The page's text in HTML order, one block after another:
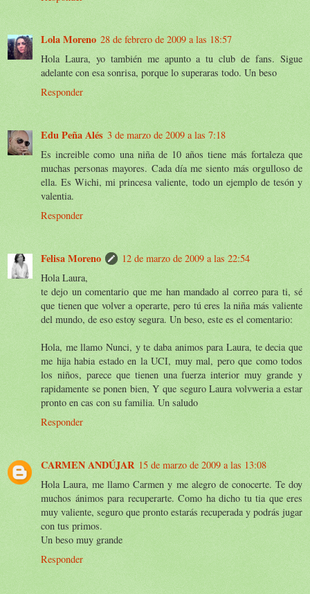
Lola Moreno 28 de febrero de 2009 a las 18:57
Hola Laura, yo también me apunto a tu club de fans. Sigue
adelante con esa sonrisa, porque lo superaras todo. Un beso
Responder
Edu Peña Alés 3 de marzo de 2009 a las 7:18
Es increible como una niña de 10 años tiene más fortaleza que
muchas personas mayores. Cada día me siento más orgulloso de
ella. Es Wichi, mi princesa valiente, todo un ejemplo de tesón y
valentia.
Responder
Felisa Moreno
12 de marzo de 2009 a las 22:54
Hola Laura,
te dejo un comentario que me han mandado al correo para ti, sé
que tienen que volver a operarte, pero tú eres la niña más valiente
del mundo, de eso estoy segura. Un beso, este es el comentario:
Hola, me llamo Nunci, y te daba animos para Laura, te decia que
me hija habia estado en la UCI, muy mal, pero que como todos
los niños, parece que tienen una fuerza interior muy grande y
rapidamente se ponen bien, Y que seguro Laura volvweria a estar
pronto en cas con su familia. Un saludo
Responder
CARMEN ANDÚJAR 15 de marzo de 2009 a las 13:08
Hola Laura, me llamo Carmen y me alegro de conocerte. Te doy
muchos ánimos para recuperarte. Como ha dicho tu tia que eres
muy valiente, seguro que pronto estarás recuperada y podrás jugar
con tus primos.
Un beso muy grande
Responder